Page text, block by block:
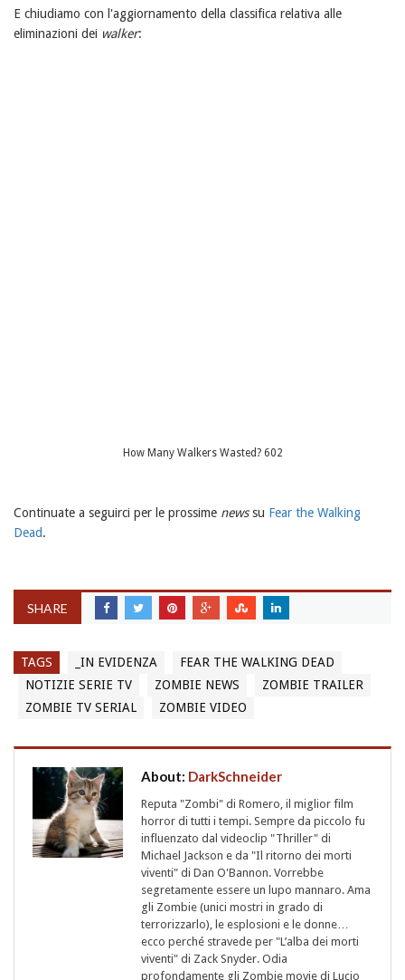
E chiudiamo con l'aggiornamento della classifica relativa alle
eliminazioni dei walker:
How Many Walkers Wasted? 602
Continuate a seguirci per le prossime newssu Fear the Walking
Dead.
SHARE
TAGS _IN EVIDENZA
FEAR THE WALKING DEAD
NOTIZIE SERIE TV
ZOMBIE NEWS
ZOMBIE TRAILER
ZOMBIE TV SERIAL
ZOMBIE VIDEO
About: DarkSchneider
Reputa "Zombi" di Romero, il miglior film
horror di tutti i tempi. Sempre da piccolo fu
influenzato dal videoclip "Thriller" di
Michael Jackson e da "Il ritorno dei morti
viventi" di Dan O'Bannon. Vorrebbe
segretamente essere un lupo mannaro. Ama
gli Zombie (unici mostri in grado di
terrorizzarlo), le esplosioni e le donne…
ecco perché stravede per "L’alba dei morti
viventi" di Zack Snyder. Odia
profondamente gli Zombie movie di Lucio